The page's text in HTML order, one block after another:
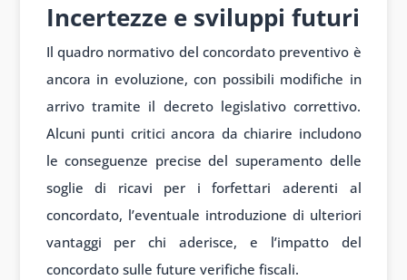
Incertezze e sviluppi futuri
Il quadro normativo del concordato preventivo è
ancora in evoluzione, con possibili modifiche in
arrivo tramite il decreto legislativo correttivo.
Alcuni punti critici ancora da chiarire includono
le conseguenze precise del superamento delle
soglie di ricavi per i forfettari aderenti al
concordato, l’eventuale introduzione di ulteriori
vantaggi per chi aderisce, e l’impatto del
concordato sulle future verifiche fiscali.